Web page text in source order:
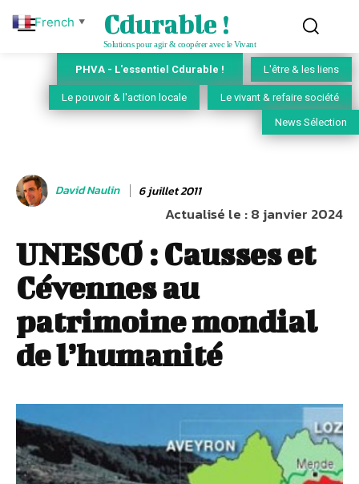
Cdurable !
Solutions pour agir & coopérer avec le Vivant
PHVA - L'essentiel Cdurable ! L'être & les liens
Le pouvoir & l'action locale Le vivant & refaire société
News Sélection
David Naulin 6 juillet 2011
Actualisé le :8 janvier 2024
UNESCO : Causses et
Cévennes au
patrimoine mondial
de l’humanité
French ▼